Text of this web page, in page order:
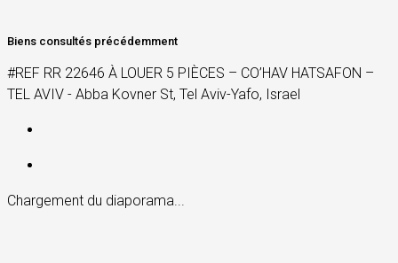
Biens consultés précédemment
#REF RR 22646 À LOUER 5 PIÈCES – CO’HAV HATSAFON –
TEL AVIV - Abba Kovner St, Tel Aviv-Yafo, Israel
Chargement du diaporama...